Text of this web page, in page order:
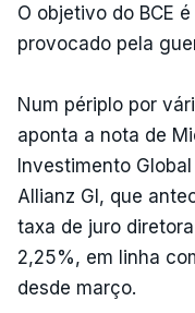
O objetivo do BCE
provocado pela
Num périplo por
aponta a nota de
Investimento
Allianz GI, que
taxa de juro
2,25%, em linha
desde março.